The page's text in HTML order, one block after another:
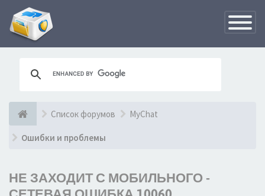
Список форумов MyChat
Ошибки и проблемы
НЕ ЗАХОДИТ С МОБИЛЬНОГО -